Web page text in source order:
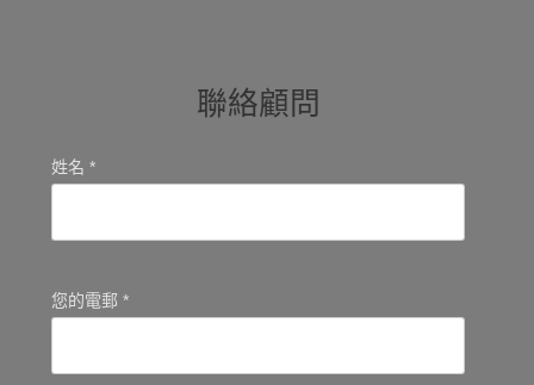
聯絡顧問
姓名 *
您的電郵 *